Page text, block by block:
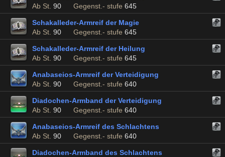
Ab St. 90 Gegenst.- stufe 645
Schakalleder-Armreif der Magie
Ab St. 90 Gegenst.- stufe 645
Schakalleder-Armreif der Heilung
Ab St. 90 Gegenst.- stufe 645
Anabaseios-Armreif der Verteidigung
Ab St. 90 Gegenst.- stufe 640
Diadochen-Armband der Verteidigung
Ab St. 90 Gegenst.- stufe 640
Anabaseios-Armreif des Schlachtens
Ab St. 90 Gegenst.- stufe 640
Diadochen-Armband des Schlachtens